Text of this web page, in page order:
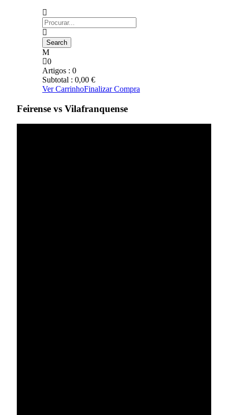
0
Artigos : 0
Subtotal : 0,00 €
Ver CarrinhoFinalizar Compra
Feirense vs Vilafranquense